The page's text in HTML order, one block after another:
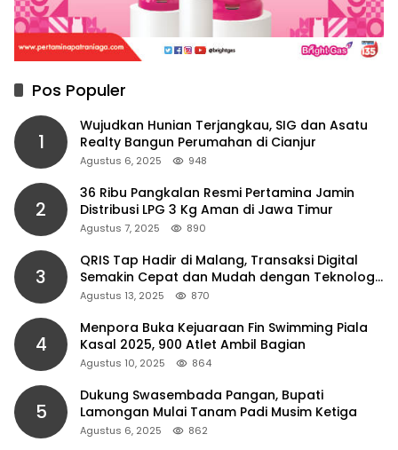
Pos Populer
1
Wujudkan Hunian Terjangkau, SIG dan Asatu
Realty Bangun Perumahan di Cianjur
Agustus 6, 2025 948
2
36 Ribu Pangkalan Resmi Pertamina Jamin
Distribusi LPG 3 Kg Aman di Jawa Timur
Agustus 7, 2025 890
3
QRIS Tap Hadir di Malang, Transaksi Digital
Semakin Cepat dan Mudah dengan Teknologi
NFC
Agustus 13, 2025 870
4
Menpora Buka Kejuaraan Fin Swimming Piala
Kasal 2025, 900 Atlet Ambil Bagian
Agustus 10, 2025 864
5
Dukung Swasembada Pangan, Bupati
Lamongan Mulai Tanam Padi Musim Ketiga
Agustus 6, 2025 862